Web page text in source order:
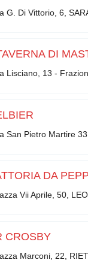
G. Di Vittorio, 6,
DI
Lisciano, 13 -
San Pietro Martire
DA
Vii Aprile, 50,
CROSBY
Marconi, 22,